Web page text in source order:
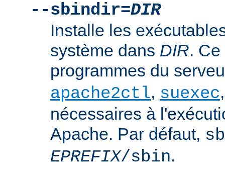
--sbindir=DIR
Installe les
système dans DIR.
programmes du
apache2ctl, suexec
nécessaires à
Apache. Par défaut,
EPREFIX/sbin.